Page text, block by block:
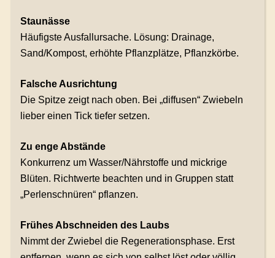
Staunässe
Häufigste Ausfallursache. Lösung: Drainage,
Sand/Kompost, erhöhte Pflanzplätze, Pflanzkörbe.
Falsche Ausrichtung
Die Spitze zeigt nach oben. Bei „diffusen“ Zwiebeln
lieber einen Tick tiefer setzen.
Zu enge Abstände
Konkurrenz um Wasser/Nährstoffe und mickrige
Blüten. Richtwerte beachten und in Gruppen statt
„Perlenschnüren“ pflanzen.
Frühes Abschneiden des Laubs
Nimmt der Zwiebel die Regenerationsphase. Erst